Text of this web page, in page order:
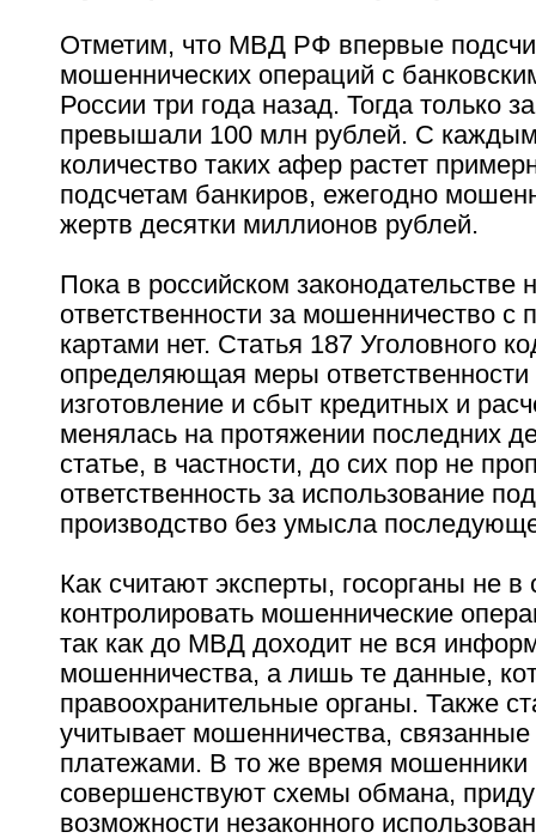
Отметим, что МВД РФ впервые
мошеннических операций с
России три года назад. Тогда только
превышали 100 млн рублей. С
количество таких афер растет
подсчетам банкиров, ежегодно
жертв десятки миллионов рублей.
Пока в российском законодательстве
ответственности за мошенничество с
картами нет. Статья 187 Уголовного
определяющая меры ответственности
изготовление и сбыт кредитных и
менялась на протяжении последних
статье, в частности, до сих пор не
ответственность за использование
производство без умысла
Как считают эксперты, госорганы не в
контролировать мошеннические
так как до МВД доходит не вся
мошенничества, а лишь те данные,
правоохранительные органы. Также
учитывает мошенничества, связанные
платежами. В то же время мошенники
совершенствуют схемы обмана,
возможности незаконного